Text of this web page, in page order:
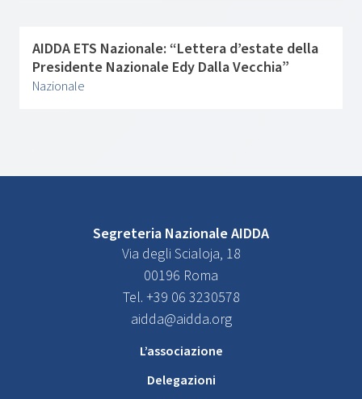
AIDDA ETS Nazionale: “Lettera d’estate della
Presidente Nazionale Edy Dalla Vecchia”
Nazionale
Segreteria Nazionale AIDDA
Via degli Scialoja, 18
00196 Roma
Tel. +39 06 3230578
aidda@aidda.org
L’associazione
Delegazioni